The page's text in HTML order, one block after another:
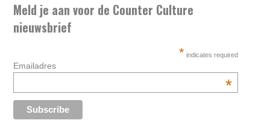
Meld je aan voor de Counter Culture
nieuwsbrief
* indicates required
Emailadres
*